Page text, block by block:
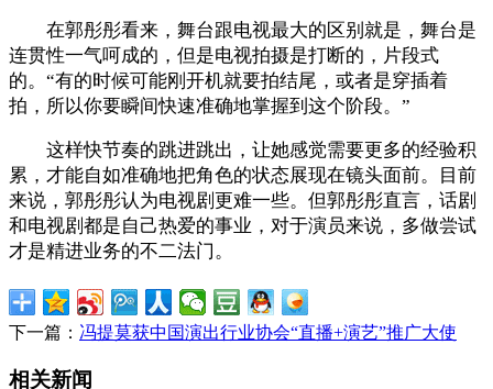
在郭彤彤看来，舞台跟电视最大的区别就是，舞台是
连贯性一气呵成的，但是电视拍摄是打断的，片段式
的。“有的时候可能刚开机就要拍结尾，或者是穿插着
拍，所以你要瞬间快速准确地掌握到这个阶段。”
这样快节奏的跳进跳出，让她感觉需要更多的经验积
累，才能自如准确地把角色的状态展现在镜头面前。目前
来说，郭彤彤认为电视剧更难一些。但郭彤彤直言，话剧
和电视剧都是自己热爱的事业，对于演员来说，多做尝试
才是精进业务的不二法门。
下一篇： 冯提莫获中国演出行业协会“直播+演艺”推广大使
相关新闻